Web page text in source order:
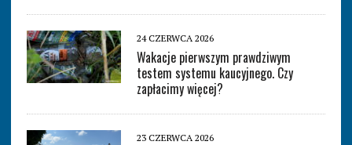
24 CZERWCA 2026
Wakacje pierwszym prawdziwym
testem systemu kaucyjnego. Czy
zapłacimy więcej?
23 CZERWCA 2026